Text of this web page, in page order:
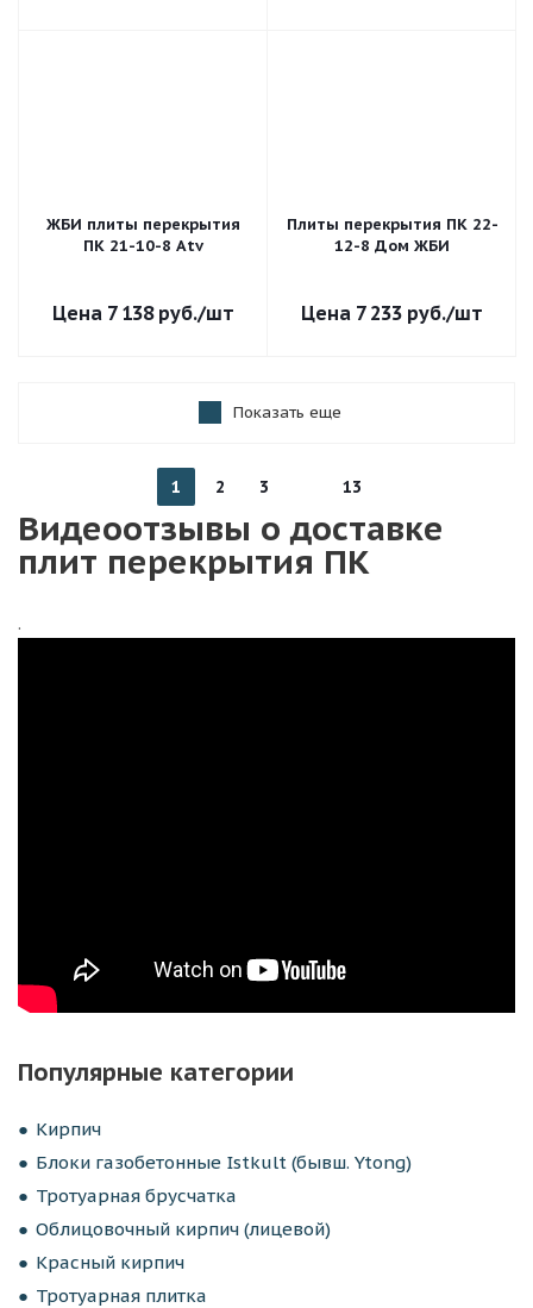
ЖБИ плиты перекрытия
ПК 21-10-8 Atv
7 138руб./шт
Плиты перекрытия ПК 22-
12-8 Дом ЖБИ
7 233 руб./шт
Показать еще
1 2 3 13
Видеоотзывы о доставке
плит перекрытия ПК
.
Популярные категории
Кирпич
Блоки газобетонные Istkult (бывш. Ytong)
Тротуарная брусчатка
Облицовочный кирпич (лицевой)
Красный кирпич
Тротуарная плитка